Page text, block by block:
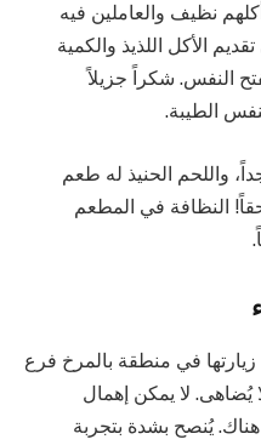
نظيف والعاملين فيه
الأكل اللذيذ والكمية
النفس. شكراً جزيلاً
الطيبة.
واللحم الحنيذ له طعم
النظافة في المطعم
في منطقة بالمرخ فرع
يُضاهى. لا يمكن إهمال
هناك. يُنصح بشدة بتجربة